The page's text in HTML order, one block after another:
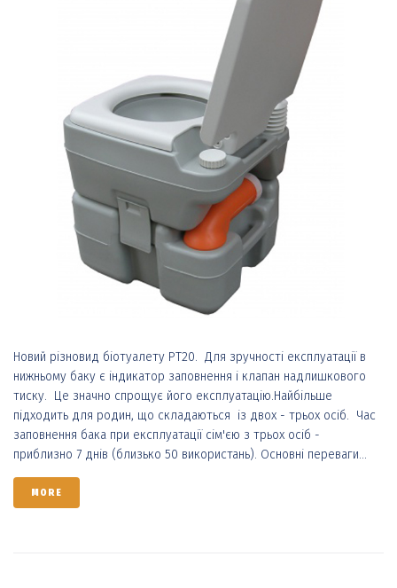
Новий різновид біотуалету РТ20. Для зручності експлуатації в
нижньому баку є індикатор заповнення і клапан надлишкового
тиску. Це значно спрощує його експлуатацію.Найбільше
підходить для родин, що складаються із двох - трьох осіб. Час
заповнення бака при експлуатації сім'єю з трьох осіб -
приблизно 7 днів (близько 50 використань). Основні переваги...
MORE